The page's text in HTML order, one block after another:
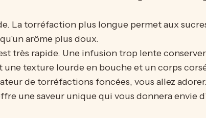
La torréfaction plus longue permet aux
arôme plus doux.
très rapide. Une infusion trop lente
texture lourde en bouche et un corps
de torréfactions foncées, vous allez adorer.
une saveur unique qui vous donnera envie